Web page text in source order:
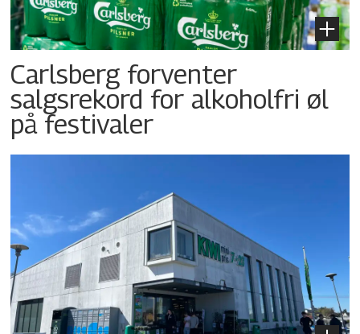
Carlsberg forventer
salgsrekord for alkoholfri øl
på festivaler